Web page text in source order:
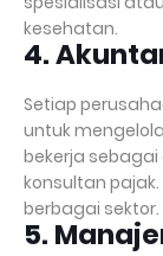
kesehatan.
4.
Setiap
untuk
bekerja
konsultan
berbagai sektor.
5.